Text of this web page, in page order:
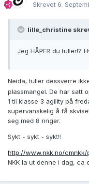
Skrevet 6.
lille_christine
Jeg HÅPER du tuller!?
Neida, tuller dessverre
plassmangel. De har satt
1 til klasse 3 agility på
supervanskelig å få
seg med 8 ringer.
Sykt - sykt - sykt!!
http://www.nkk.no/cmnkk/
NKK la ut denne i dag, ca